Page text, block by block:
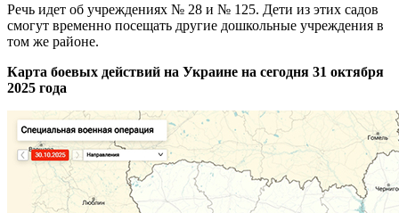
Речь идет об учреждениях № 28 и № 125. Дети из этих садов
смогут временно посещать другие дошкольные учреждения в
том же районе.
Карта боевых действий на Украине на сегодня 31 октября
2025 года